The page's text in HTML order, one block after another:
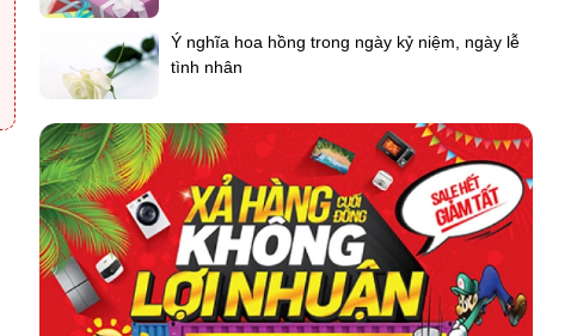
Ý nghĩa hoa hồng trong ngày kỷ niệm, ngày lễ
tình nhân